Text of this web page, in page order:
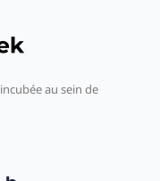
incubée au sein de